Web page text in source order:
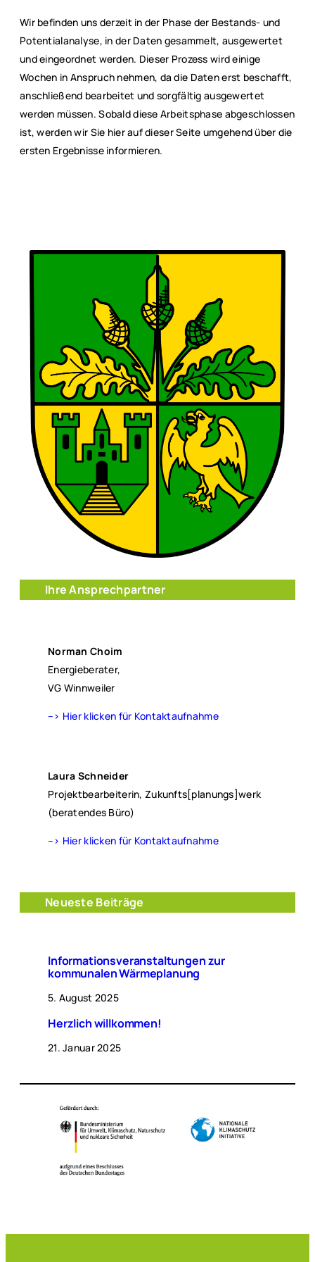
Wir befinden uns derzeit in der Phase der Bestands- und
Potentialanalyse, in der Daten gesammelt, ausgewertet
und eingeordnet werden. Dieser Prozess wird einige
Wochen in Anspruch nehmen, da die Daten erst beschafft,
anschließend bearbeitet und sorgfältig ausgewertet
werden müssen. Sobald diese Arbeitsphase abgeschlossen
ist, werden wir Sie hier auf dieser Seite umgehend über die
ersten Ergebnisse informieren.
Ihre Ansprechpartner
Norman Choim
Energieberater,
VG Winnweiler
–> Hier klicken für Kontaktaufnahme
Laura Schneider
Projektbearbeiterin, Zukunfts[planungs]werk
(beratendes Büro)
–> Hier klicken für Kontaktaufnahme
Neueste Beiträge
Informationsveranstaltungen zur
kommunalen Wärmeplanung
5. August 2025
Herzlich willkommen!
21. Januar 2025